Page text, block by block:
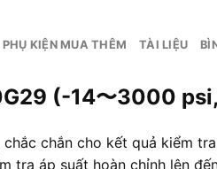
PHỤ KIỆN MUA THÊM TÀI LIỆU
(-14〜3000
chắn cho kết quả kiểm
tra áp suất hoàn chỉnh lên